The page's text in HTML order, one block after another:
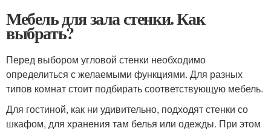
Мебель для зала стенки. Как
выбрать?
Перед выбором угловой стенки необходимо
определиться с желаемыми функциями. Для разных
типов комнат стоит подбирать соответствующую мебель.
Для гостиной, как ни удивительно, подходят стенки со
шкафом, для хранения там белья или одежды. При этом